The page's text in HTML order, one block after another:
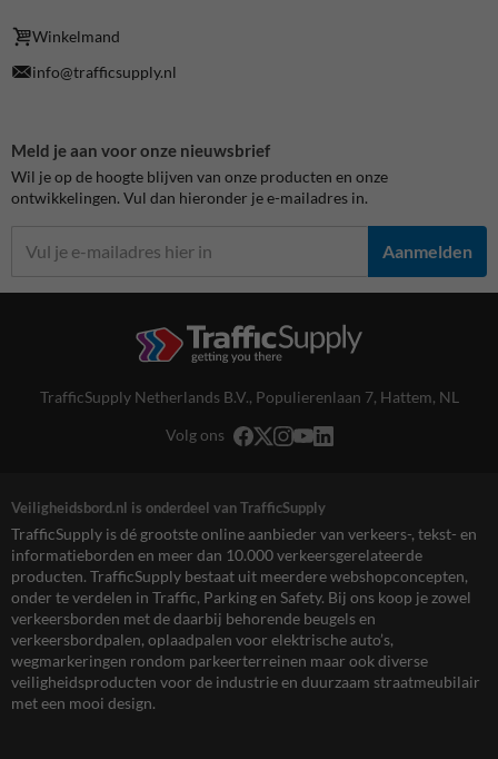
Winkelmand
info@trafficsupply.nl
Meld je aan voor onze nieuwsbrief
Wil je op de hoogte blijven van onze producten en onze
ontwikkelingen. Vul dan hieronder je e-mailadres in.
Aanmelden
TrafficSupply Netherlands B.V., Populierenlaan 7, Hattem, NL
Volg ons
Veiligheidsbord.nl is onderdeel van TrafficSupply
TrafficSupply is dé grootste online aanbieder van verkeers-, tekst- en
informatieborden en meer dan 10.000 verkeersgerelateerde
producten. TrafficSupply bestaat uit meerdere webshopconcepten,
onder te verdelen in Traffic, Parking en Safety. Bij ons koop je zowel
verkeersborden met de daarbij behorende beugels en
verkeersbordpalen, oplaadpalen voor elektrische auto’s,
wegmarkeringen rondom parkeerterreinen maar ook diverse
veiligheidsproducten voor de industrie en duurzaam straatmeubilair
met een mooi design.